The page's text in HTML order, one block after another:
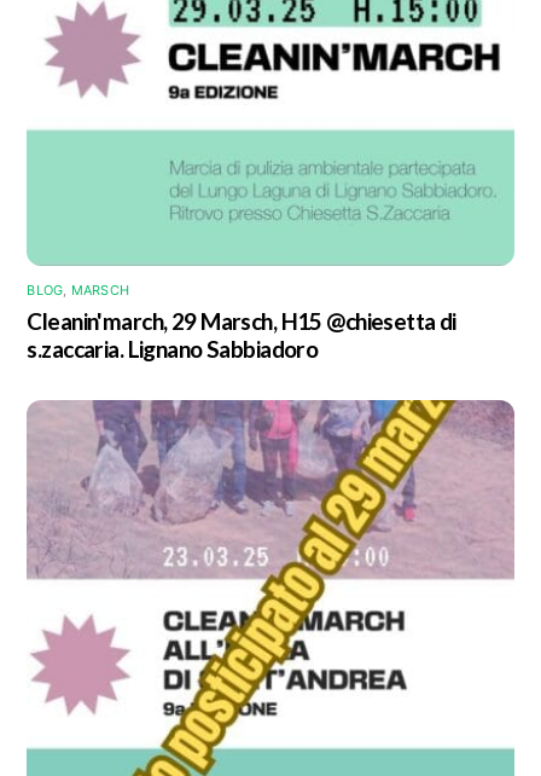
BLOG MARSCH
Cleanin'march, 29 Marsch, H15 @chiesetta di
s.zaccaria. Lignano Sabbiadoro